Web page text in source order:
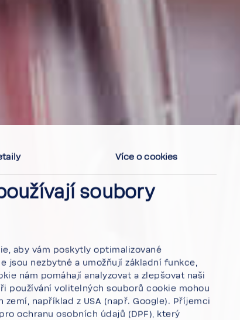
Více o cookies
soubory
aby vám poskytly optimalizované
jsou nezbytné a umožňují základní funkce,
nám pomáhají analyzovat a zlepšovat naši
používání volitelných souborů cookie mohou
například z USA (např. Google). Příjemci
ochranu osobních údajů (DPF), který